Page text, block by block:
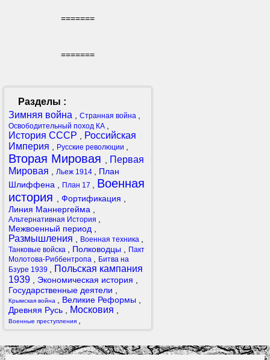
=======
=======
Разделы :
Зимняя война , Странная война ,
Освободительный поход КА ,
История СССР , Российская
Империя , Русские революции ,
Вторая Мировая , Первая
Мировая , Льеж 1914 , План
Шлиффена , План 17 , Военная
история , Фортификация ,
Линия Маннергейма ,
Альтернативная История ,
Межвоенный период ,
Размышления , Военная техника ,
Танковые войска , Полководцы , Пакт
Молотова-Риббентропа , Битва на
Бзуре 1939 , Польская кампания
1939 , Экономическая история ,
Государственные деятели ,
Крымская война , Великие Реформы ,
Древняя Русь , Московия ,
Военные преступления ,